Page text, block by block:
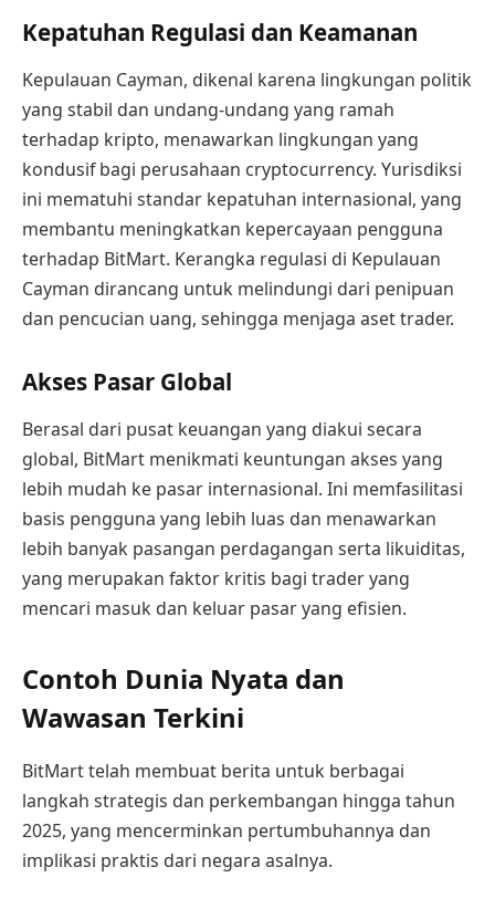
Kepatuhan Regulasi dan Keamanan
Kepulauan Cayman, dikenal karena lingkungan politik
yang stabil dan undang-undang yang ramah
terhadap kripto, menawarkan lingkungan yang
kondusif bagi perusahaan cryptocurrency. Yurisdiksi
ini mematuhi standar kepatuhan internasional, yang
membantu meningkatkan kepercayaan pengguna
terhadap BitMart. Kerangka regulasi di Kepulauan
Cayman dirancang untuk melindungi dari penipuan
dan pencucian uang, sehingga menjaga aset trader.
Akses Pasar Global
Berasal dari pusat keuangan yang diakui secara
global, BitMart menikmati keuntungan akses yang
lebih mudah ke pasar internasional. Ini memfasilitasi
basis pengguna yang lebih luas dan menawarkan
lebih banyak pasangan perdagangan serta likuiditas,
yang merupakan faktor kritis bagi trader yang
mencari masuk dan keluar pasar yang efisien.
Contoh Dunia Nyata dan
Wawasan Terkini
BitMart telah membuat berita untuk berbagai
langkah strategis dan perkembangan hingga tahun
2025, yang mencerminkan pertumbuhannya dan
implikasi praktis dari negara asalnya.